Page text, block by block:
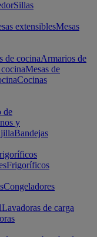
Sillas
extensiblesMesas
de cocinaArmarios de
Mesas de
Cocinas
de
y
Bandejas
Frigoríficos
Congeladores
Lavadoras de carga